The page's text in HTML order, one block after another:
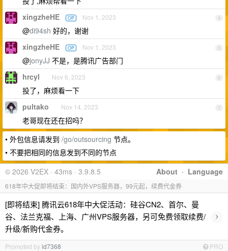
4
xingzheHE OP Nov 1, 2023
@di94sh 好的，谢谢
5
xingzheHE OP Nov 1, 2023
@jonyJJ 不是，是腾讯广告部门
6
hrcyl Nov 6, 2023
投了，麻烦看一下
7
pultako Nov 14, 2023
老哥现在还在招吗？
• 外包信息请发到 /go/outsourcing 节点。
• 不要把相同的信息发到不同的节点
About · Language
© 2026 V2EX · 43ms · 3.9.8.5
618年中大促即将结束：国内外VPS服务器，99元起，续费代金券
[即将结束] 腾讯云618年中大促活动：硅谷CN2、首尔、曼
谷、法兰克福、上海、广州VPS服务器，另可免费领取续费/
升级/新购代金券。
›
Promoted byid7368 PRO